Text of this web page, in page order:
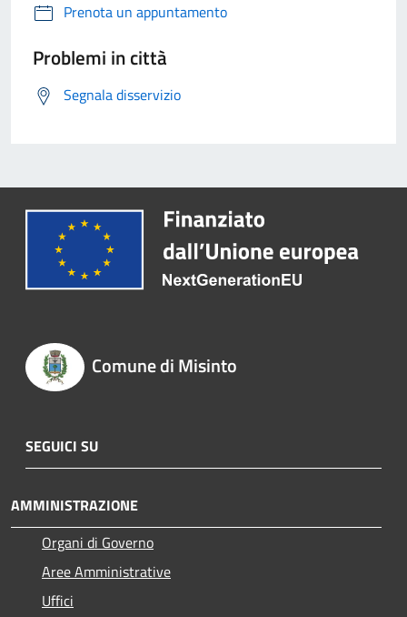
Prenota un appuntamento
Problemi in città
Segnala disservizio
Comune di Misinto
SEGUICI SU
AMMINISTRAZIONE
Organi di Governo
Aree Amministrative
Uffici